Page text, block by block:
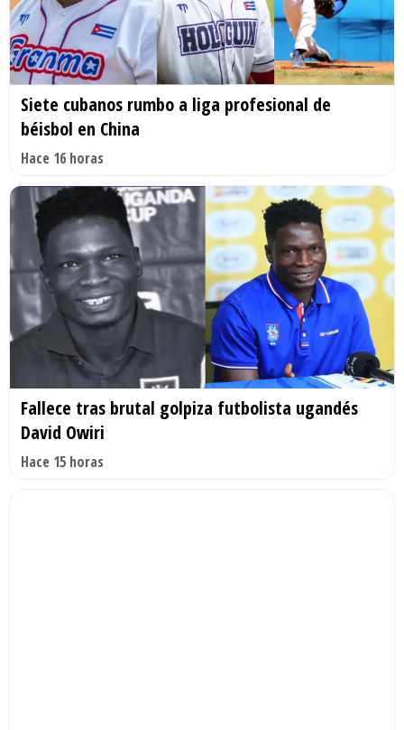
Siete cubanos rumbo a liga profesional de
béisbol en China
Hace 16 horas
Fallece tras brutal golpiza futbolista ugandés
David Owiri
Hace 15 horas